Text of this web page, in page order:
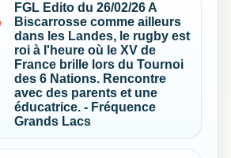
FGL Edito du 26/02/26 A
Biscarrosse comme ailleurs
dans les Landes, le rugby est
roi à l'heure où le XV de
France brille lors du Tournoi
des 6 Nations. Rencontre
avec des parents et une
éducatrice. - Fréquence
Grands Lacs